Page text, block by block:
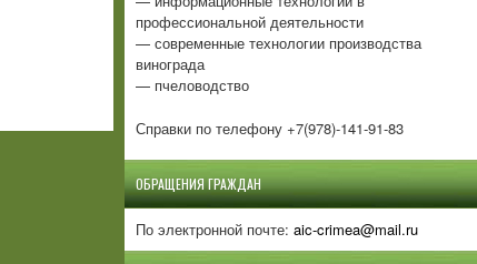
профессиональной деятельности
— современные технологии производства
винограда
— пчеловодство
Справки по телефону +7(978)-141-91-83
ОБРАЩЕНИЯ ГРАЖДАН
По электронной почте: aic-crimea@mail.ru